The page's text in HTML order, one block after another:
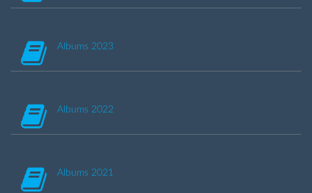
Albums 2023
Albums 2022
Albums 2021